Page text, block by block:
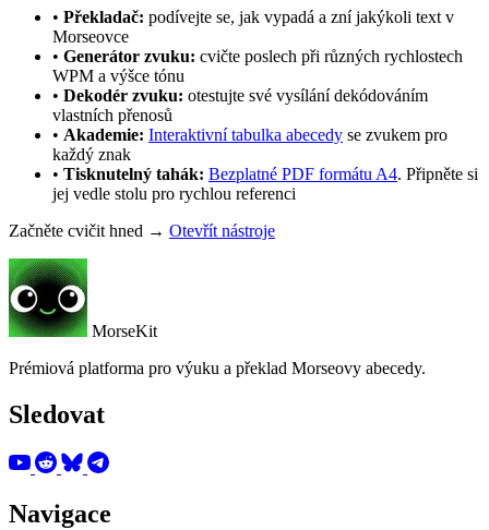
• Překladač: podívejte se, jak vypadá a zní jakýkoli text v
Morseovce
• Generátor zvuku: cvičte poslech při různých rychlostech
WPM a výšce tónu
• Dekodér zvuku: otestujte své vysílání dekódováním
vlastních přenosů
• Akademie: Interaktivní tabulka abecedy se zvukem pro
každý znak
• Tisknutelný tahák: Bezplatné PDF formátu A4. Připněte si
jej vedle stolu pro rychlou referenci
Začněte cvičit hned → Otevřít nástroje
MorseKit
Prémiová platforma pro výuku a překlad Morseovy abecedy.
Sledovat
Navigace